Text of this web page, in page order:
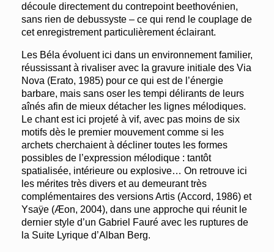
découle directement du contrepoint beethovénien,
sans rien de debussyste – ce qui rend le couplage de
cet enregistrement particulièrement éclairant.
Les Béla évoluent ici dans un environnement familier,
réussissant à rivaliser avec la gravure initiale des Via
Nova (Erato, 1985) pour ce qui est de l’énergie
barbare, mais sans oser les tempi délirants de leurs
aînés afin de mieux détacher les lignes mélodiques.
Le chant est ici projeté à vif, avec pas moins de six
motifs dès le premier mouvement comme si les
archets cherchaient à décliner toutes les formes
possibles de l’expression mélodique : tantôt
spatialisée, intérieure ou explosive… On retrouve ici
les mérites très divers et au demeurant très
complémentaires des versions Artis (Accord, 1986) et
Ysaÿe (Æon, 2004), dans une approche qui réunit le
dernier style d’un Gabriel Fauré avec les ruptures de
la Suite Lyrique d’Alban Berg.